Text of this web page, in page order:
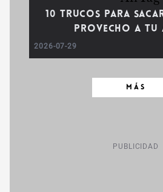
10 trucos para
provecho a tu
2026-07-29
MÁS
PUBLICIDAD